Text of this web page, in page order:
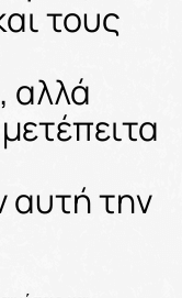
τους
αλλά
αυτή την